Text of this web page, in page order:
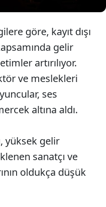
göre, kayıt dışı
gelir
artırılıyor.
ve meslekleri
ses
altına aldı.
yüksek gelir
sanatçı ve
oldukça düşük